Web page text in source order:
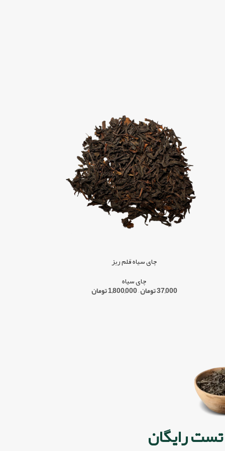
چای سیاه قلم ریز
چای سیاه
37,000تومان–
1,800,000تومان
رایگان